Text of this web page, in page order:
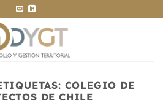
COLEGIO DE
DE CHILE